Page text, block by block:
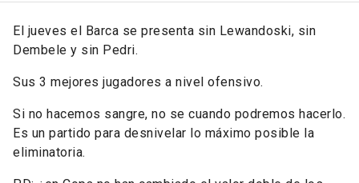
El jueves el Barca se presenta sin Lewandoski, sin
Dembele y sin Pedri.
Sus 3 mejores jugadores a nivel ofensivo.
Si no hacemos sangre, no se cuando podremos hacerlo.
Es un partido para desnivelar lo máximo posible la
eliminatoria.